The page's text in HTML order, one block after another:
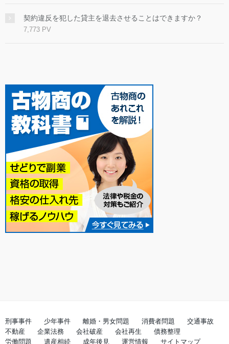
契約違反を犯した貸主を退去させることはできますか？
7,773 PV
刑事事件 少年事件 離婚・男女問題 消費者問題
交通事故
不動産
企業法務 会社破産 会社再生
債務整理
労働問題
遺産相続 成年後見 運営情報 サイトマップ